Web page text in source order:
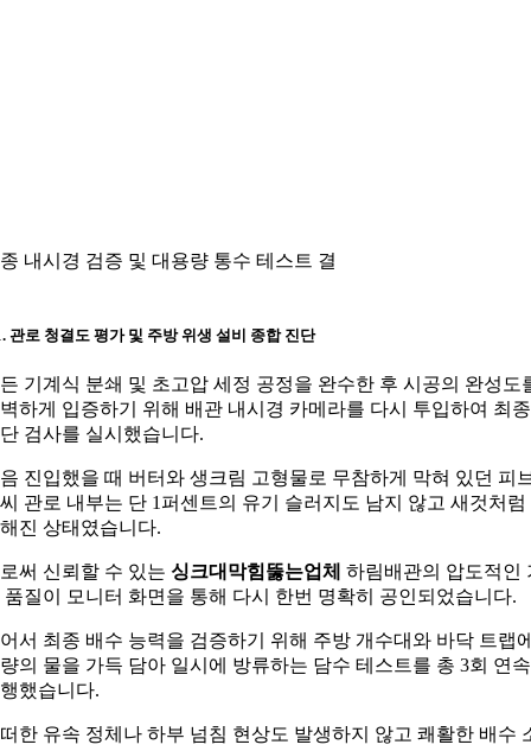
내시경 검증 및 대용량 통수 테스트 결
관로 청결도 평가 및 주방 위생 설비 종합 진단
기계식 분쇄 및 초고압 세정 공정을 완수한 후 시공의 완성도
하게 입증하기 위해 배관 내시경 카메라를 다시 투입하여 최종
검사를 실시했습니다.
진입했을 때 버터와 생크림 고형물로 무참하게 막혀 있던 피
관로 내부는 단 1퍼센트의 유기 슬러지도 남지 않고 새것처럼
진 상태였습니다.
써 신뢰할 수 있는 싱크대막힘뚫는업체 하림배관의 압도적인
품질이 모니터 화면을 통해 다시 한번 명확히 공인되었습니다.
서 최종 배수 능력을 검증하기 위해 주방 개수대와 바닥 트랩
의 물을 가득 담아 일시에 방류하는 담수 테스트를 총 3회 연속
했습니다.
한 유속 정체나 하부 넘침 현상도 발생하지 않고 쾌활한 배수